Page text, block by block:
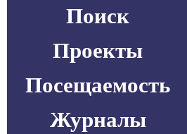
Поиск
Проекты
Посещаемость
Журналы